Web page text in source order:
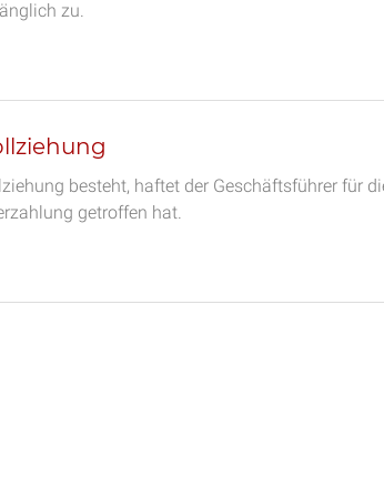
zu.
besteht, haftet der Geschäftsführer für
getroffen hat.